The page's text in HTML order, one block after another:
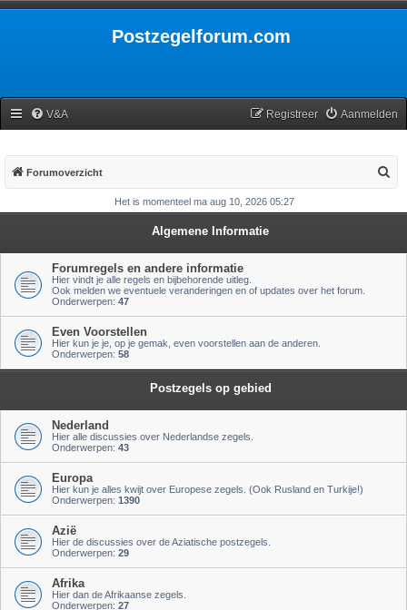
Postzegelforum.com
V&A Aanmelden
Registreer
Forumoverzicht
e
Het is momenteel ma aug 10, 2026 05:27
Algemene Informatie
Forumregels en andere informatie
Hier vindt je alle regels en bijbehorende uitleg.
Ook melden we eventuele veranderingen en of updates over het forum.
Onderwerpen: 47
Even Voorstellen
Hier kun je je, op je gemak, even voorstellen aan de anderen.
Onderwerpen: 58
Postzegels op gebied
Nederland
Hier alle discussies over Nederlandse zegels.
Onderwerpen: 43
Europa
Hier kun je alles kwijt over Europese zegels. (Ook Rusland en Turkije!)
Onderwerpen: 1390
Azië
Hier de discussies over de Aziatische postzegels.
Onderwerpen: 29
Afrika
Hier dan de Afrikaanse zegels.
Onderwerpen: 27